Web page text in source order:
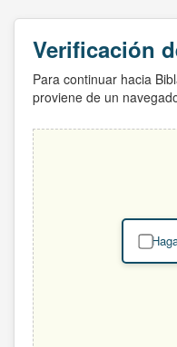
Verificación
Para continuar hacia
proviene de un